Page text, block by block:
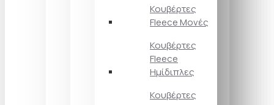
Κουβέρτες
Fleece Μονές
Κουβέρτες
Fleece
Ημίδιπλες
Κουβέρτες